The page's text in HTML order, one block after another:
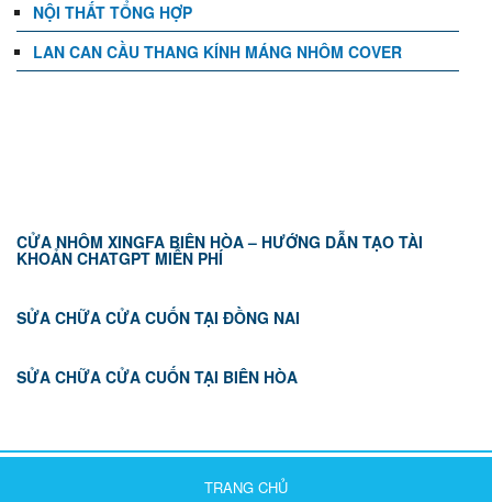
NỘI THẤT TỔNG HỢP
LAN CAN CẦU THANG KÍNH MÁNG NHÔM COVER
CỬA NHÔM XINGFA BIÊN HÒA – HƯỚNG DẪN TẠO TÀI
KHOẢN CHATGPT MIỄN PHÍ
SỬA CHỮA CỬA CUỐN TẠI ĐỒNG NAI
SỬA CHỮA CỬA CUỐN TẠI BIÊN HÒA
TRANG CHỦ